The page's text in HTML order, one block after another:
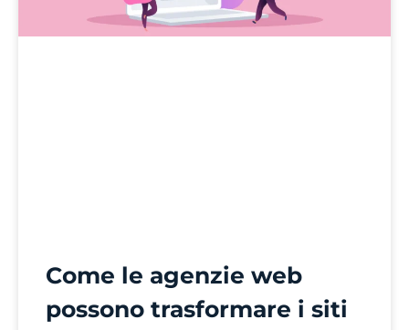
Come le agenzie web
possono trasformare i siti